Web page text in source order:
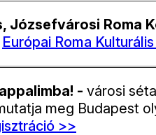
Józsefvárosi Roma
Európai Roma
- városi
meg Budapest
>>